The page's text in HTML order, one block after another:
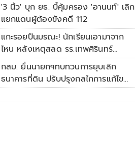
'3 นิ้ว' บุก ยธ. บี้คุ้มครอง 'อานนท์' เลิก
แยกแดนผู้ต้องขังคดี 112
แกะรอยปืนมรณะ! นักเรียนเอามาจาก
ไหน หลังเหตุสลด รร.เทพศิรินทร์
นนทบุรี
กสม. ยื่นนายกฯทบทวนการยุบเลิก
ธนาคารที่ดิน ปรับปรุงกลไกการแก้ไข
ปัญหาความเหลื่อมล้ำ